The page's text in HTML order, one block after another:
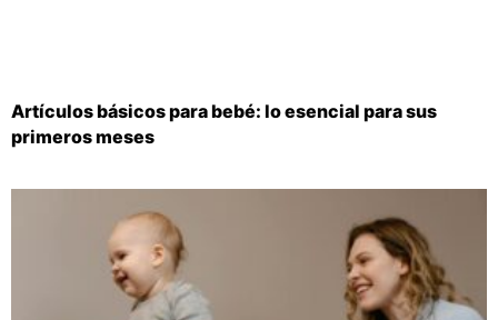
Artículos básicos para bebé: lo esencial para sus
primeros meses